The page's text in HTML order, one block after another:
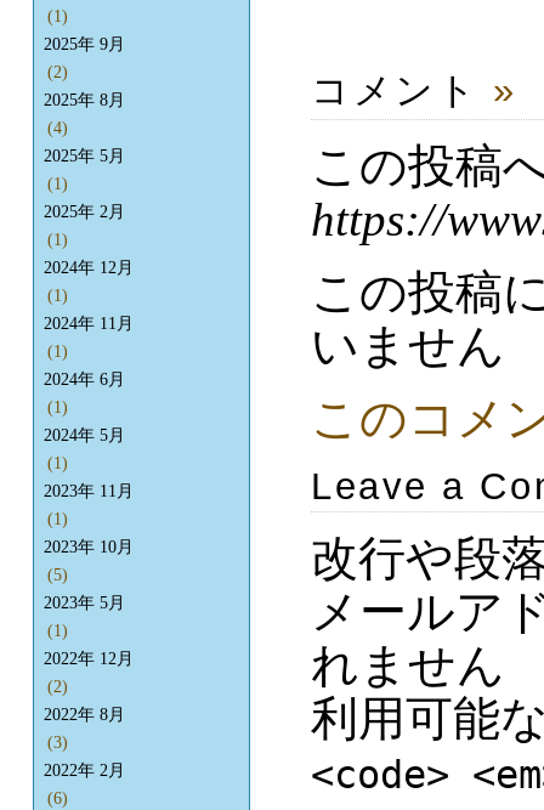
コメント »
この投稿
https://
この投稿
いません
このコメ
Leave a
改行や段
メールア
れません
利用可能
<code>
(1)
2025年 9月
(2)
2025年 8月
(4)
2025年 5月
(1)
2025年 2月
(1)
2024年 12月
(1)
2024年 11月
(1)
2024年 6月
(1)
2024年 5月
(1)
2023年 11月
(1)
2023年 10月
(5)
2023年 5月
(1)
2022年 12月
(2)
2022年 8月
(3)
2022年 2月
(6)